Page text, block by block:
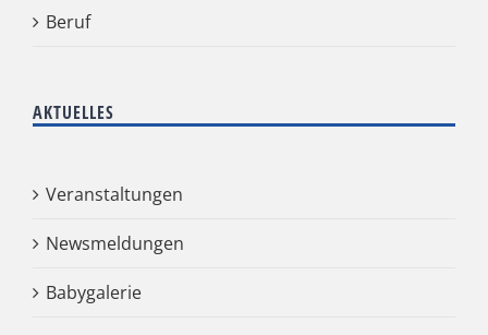
Beruf
AKTUELLES
Veranstaltungen
Newsmeldungen
Babygalerie